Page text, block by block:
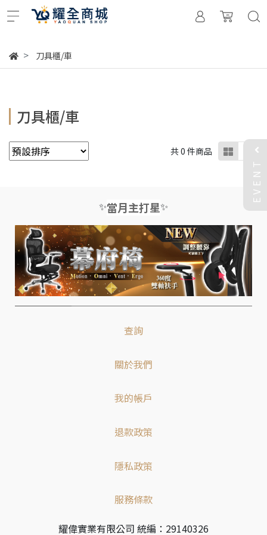
刀具櫃/車
刀具櫃/車
共 0 件商品
✨當月主打星✨
查詢
關於我們
我的帳戶
退款政策
隱私政策
服務條款
耀偉實業有限公司 統編：29140326
EVENT